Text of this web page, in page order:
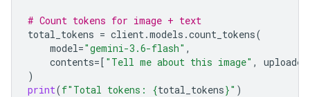
# Count tokens for image + text
total_tokens = client.models .count_tokens(
model="gemini-3.6-flash" ,
contents=[ "Tell me about this image" ,
)
print(f"Total tokens: {total_tokens}" )